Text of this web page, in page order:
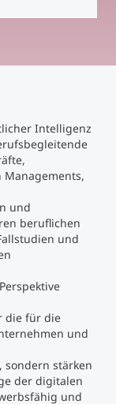
Intelligenz
und
beruflichen
und
die für die
und
sondern stärken
der digitalen
und